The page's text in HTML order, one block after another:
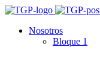
Nosotros
Bloque 1